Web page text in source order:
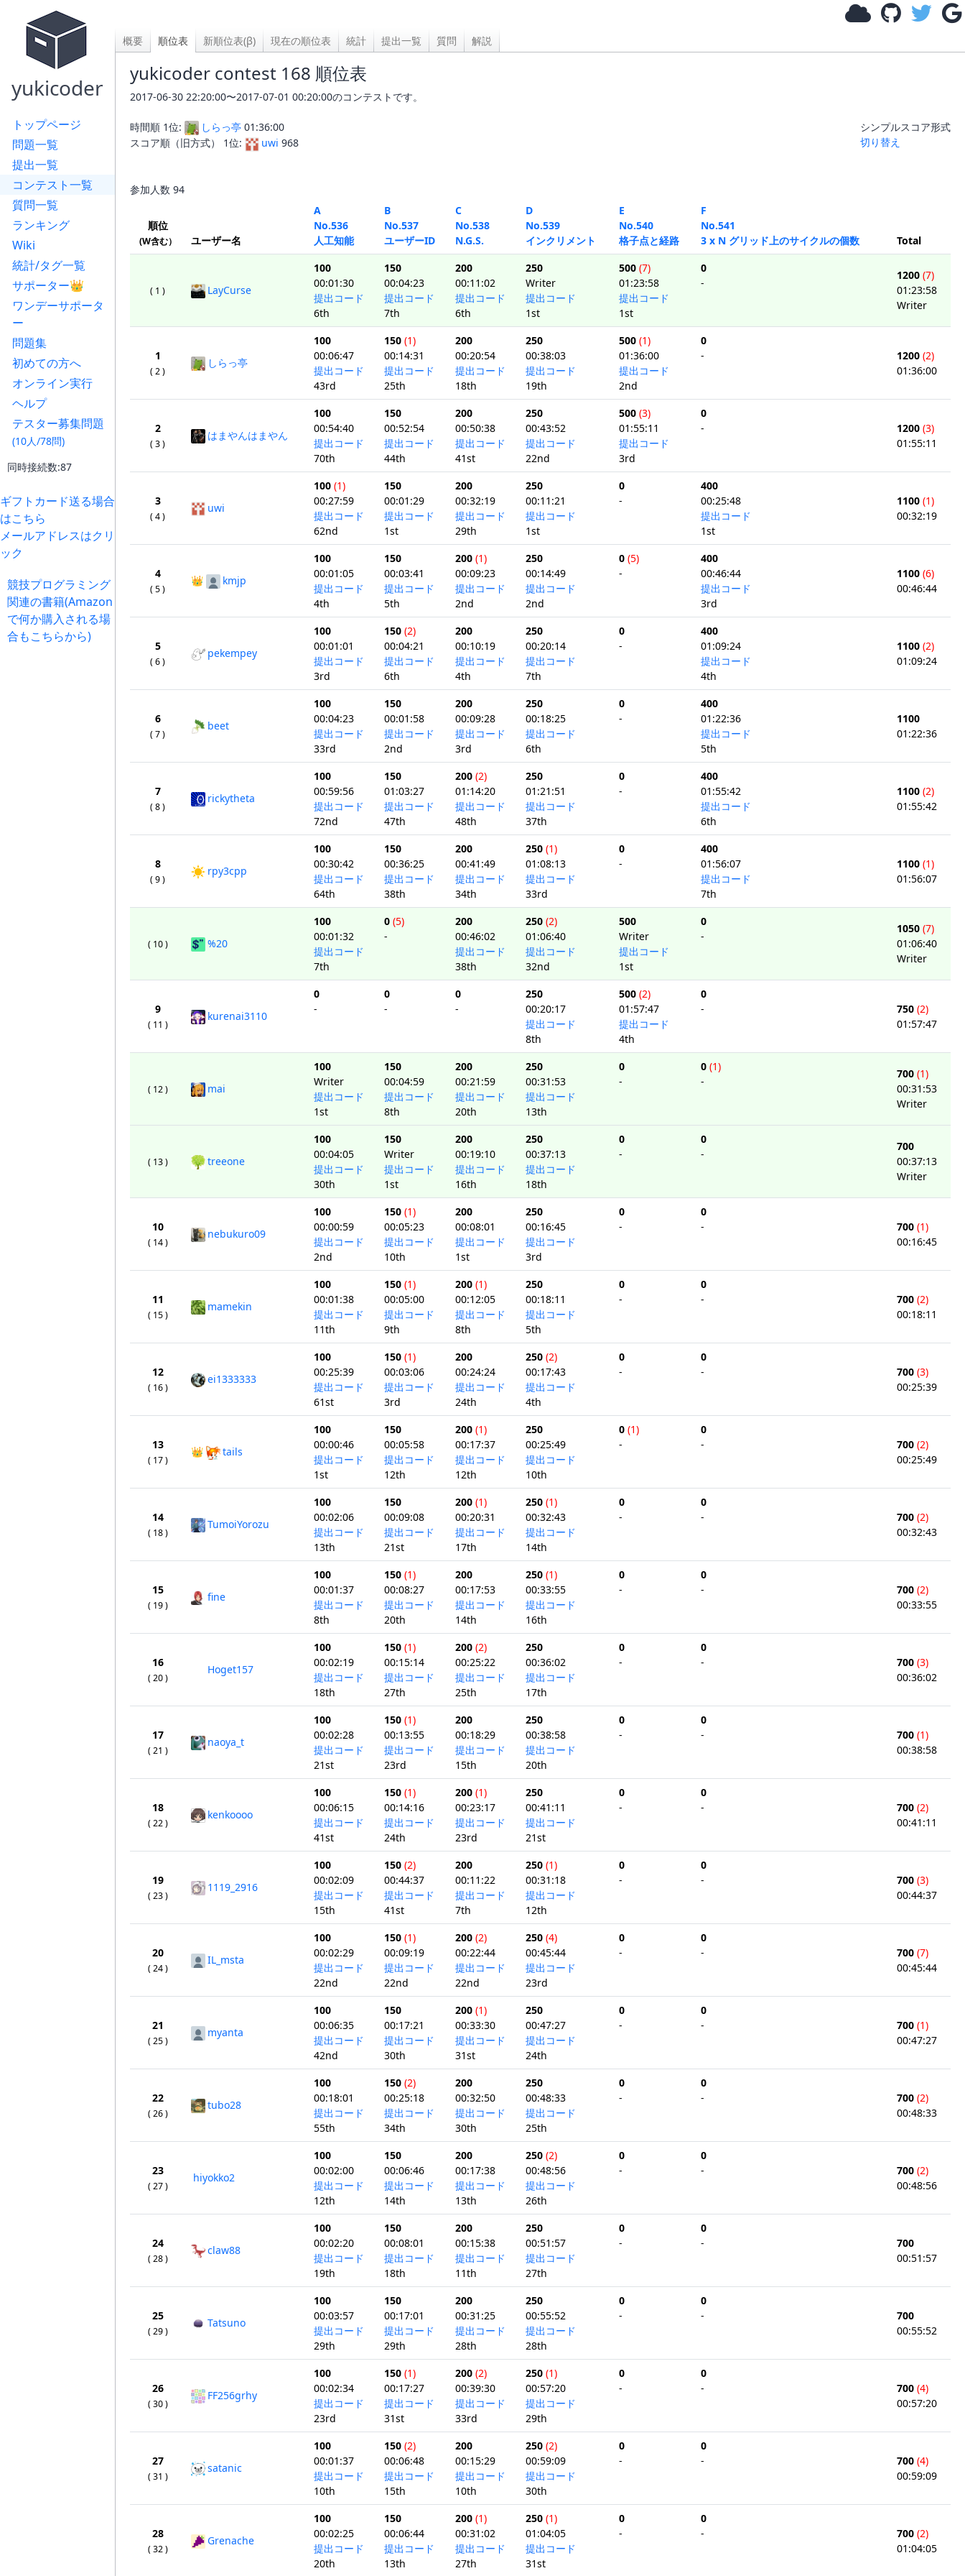
yukicoder
トップページ
問題一覧
提出一覧
コンテスト一覧
質問一覧
ランキング
Wiki
統計/タグ一覧
サポーター👑
ワンデーサポータ
ー
問題集
初めての方へ
オンライン実行
ヘルプ
テスター募集問題
(10人/78問)
同時接続数:87
ギフトカード送る場合
はこちら
メールアドレスはクリ
ック
競技プログラミング
関連の書籍(Amazon
で何か購入される場
合もこちらから)
概要 順位表 新順位表(β) 現在の順位表 統計 提出一覧 質問 解説
yukicoder contest 168 順位表
2017-06-30 22:20:00〜2017-07-01 00:20:00のコンテストです。
シンプルスコア形式
切り替え
時間順 1位: しらっ亭 01:36:00
スコア順（旧方式） 1位:
uwi 968
参加人数 94
順位
(W含む） ユーザー名
A
No.536
人工知能
B
No.537
ユーザーID
C
No.538
N.G.S.
D
No.539
インクリメント
E
No.540
格子点と経路
F
No.541
3 x N グリッド上のサイクルの個数
Total
( 1 ) LayCurse
100
00:01:30
提出コード
6th
150
00:04:23
提出コード
7th
200
00:11:02
提出コード
6th
250
Writer
提出コード
1st
500 (7)
01:23:58
提出コード
1st
0
-
1200 (7)
01:23:58
Writer
1
( 2 )
しらっ亭
100
00:06:47
提出コード
43rd
150 (1)
00:14:31
提出コード
25th
200
00:20:54
提出コード
18th
250
00:38:03
提出コード
19th
500 (1)
01:36:00
提出コード
2nd
0
-
1200 (2)
01:36:00
2
( 3 )
はまやんはまやん
100
00:54:40
提出コード
70th
150
00:52:54
提出コード
44th
200
00:50:38
提出コード
41st
250
00:43:52
提出コード
22nd
500 (3)
01:55:11
提出コード
3rd
0
-
1200 (3)
01:55:11
3
( 4 )
uwi
100 (1)
00:27:59
提出コード
62nd
150
00:01:29
提出コード
1st
200
00:32:19
提出コード
29th
250
00:11:21
提出コード
1st
0
-
400
00:25:48
提出コード
1st
1100 (1)
00:32:19
4
( 5 )
👑 kmjp
100
00:01:05
提出コード
4th
150
00:03:41
提出コード
5th
200 (1)
00:09:23
提出コード
2nd
250
00:14:49
提出コード
2nd
0 (5)
-
400
00:46:44
提出コード
3rd
1100 (6)
00:46:44
5
( 6 )
pekempey
100
00:01:01
提出コード
3rd
150 (2)
00:04:21
提出コード
6th
200
00:10:19
提出コード
4th
250
00:20:14
提出コード
7th
0
-
400
01:09:24
提出コード
4th
1100 (2)
01:09:24
6
( 7 )
beet
100
00:04:23
提出コード
33rd
150
00:01:58
提出コード
2nd
200
00:09:28
提出コード
3rd
250
00:18:25
提出コード
6th
0
-
400
01:22:36
提出コード
5th
1100
01:22:36
7
( 8 )
rickytheta
100
00:59:56
提出コード
72nd
150
01:03:27
提出コード
47th
200 (2)
01:14:20
提出コード
48th
250
01:21:51
提出コード
37th
0
-
400
01:55:42
提出コード
6th
1100 (2)
01:55:42
8
( 9 )
rpy3cpp
100
00:30:42
提出コード
64th
150
00:36:25
提出コード
38th
200
00:41:49
提出コード
34th
250 (1)
01:08:13
提出コード
33rd
0
-
400
01:56:07
提出コード
7th
1100 (1)
01:56:07
( 10 ) %20
100
00:01:32
提出コード
7th
0 (5)
-
200
00:46:02
提出コード
38th
250 (2)
01:06:40
提出コード
32nd
500
Writer
提出コード
1st
0
-
1050 (7)
01:06:40
Writer
9
( 11 )
kurenai3110
0
-
0
-
0
-
250
00:20:17
提出コード
8th
500 (2)
01:57:47
提出コード
4th
0
-
750 (2)
01:57:47
( 12 ) mai
100
Writer
提出コード
1st
150
00:04:59
提出コード
8th
200
00:21:59
提出コード
20th
250
00:31:53
提出コード
13th
0
-
0 (1)
-
700 (1)
00:31:53
Writer
( 13 ) treeone
100
00:04:05
提出コード
30th
150
Writer
提出コード
1st
200
00:19:10
提出コード
16th
250
00:37:13
提出コード
18th
0
-
0
-
700
00:37:13
Writer
10
( 14 )
nebukuro09
100
00:00:59
提出コード
2nd
150 (1)
00:05:23
提出コード
10th
200
00:08:01
提出コード
1st
250
00:16:45
提出コード
3rd
0
-
0
-
700 (1)
00:16:45
11
( 15 )
mamekin
100
00:01:38
提出コード
11th
150 (1)
00:05:00
提出コード
9th
200 (1)
00:12:05
提出コード
8th
250
00:18:11
提出コード
5th
0
-
0
-
700 (2)
00:18:11
12
( 16 )
ei1333333
100
00:25:39
提出コード
61st
150 (1)
00:03:06
提出コード
3rd
200
00:24:24
提出コード
24th
250 (2)
00:17:43
提出コード
4th
0
-
0
-
700 (3)
00:25:39
13
( 17 )
👑 tails
100
00:00:46
提出コード
1st
150
00:05:58
提出コード
12th
200 (1)
00:17:37
提出コード
12th
250
00:25:49
提出コード
10th
0 (1)
-
0
-
700 (2)
00:25:49
14
( 18 )
TumoiYorozu
100
00:02:06
提出コード
13th
150
00:09:08
提出コード
21st
200 (1)
00:20:31
提出コード
17th
250 (1)
00:32:43
提出コード
14th
0
-
0
-
700 (2)
00:32:43
15
( 19 )
fine
100
00:01:37
提出コード
8th
150 (1)
00:08:27
提出コード
20th
200
00:17:53
提出コード
14th
250 (1)
00:33:55
提出コード
16th
0
-
0
-
700 (2)
00:33:55
16
( 20 )
Hoget157
100
00:02:19
提出コード
18th
150 (1)
00:15:14
提出コード
27th
200 (2)
00:25:22
提出コード
25th
250
00:36:02
提出コード
17th
0
-
0
-
700 (3)
00:36:02
17
( 21 )
naoya_t
100
00:02:28
提出コード
21st
150 (1)
00:13:55
提出コード
23rd
200
00:18:29
提出コード
15th
250
00:38:58
提出コード
20th
0
-
0
-
700 (1)
00:38:58
18
( 22 )
kenkoooo
100
00:06:15
提出コード
41st
150 (1)
00:14:16
提出コード
24th
200 (1)
00:23:17
提出コード
23rd
250
00:41:11
提出コード
21st
0
-
0
-
700 (2)
00:41:11
19
( 23 )
1119_2916
100
00:02:09
提出コード
15th
150 (2)
00:44:37
提出コード
41st
200
00:11:22
提出コード
7th
250 (1)
00:31:18
提出コード
12th
0
-
0
-
700 (3)
00:44:37
20
( 24 )
IL_msta
100
00:02:29
提出コード
22nd
150 (1)
00:09:19
提出コード
22nd
200 (2)
00:22:44
提出コード
22nd
250 (4)
00:45:44
提出コード
23rd
0
-
0
-
700 (7)
00:45:44
21
( 25 )
myanta
100
00:06:35
提出コード
42nd
150
00:17:21
提出コード
30th
200 (1)
00:33:30
提出コード
31st
250
00:47:27
提出コード
24th
0
-
0
-
700 (1)
00:47:27
22
( 26 )
tubo28
100
00:18:01
提出コード
55th
150 (2)
00:25:18
提出コード
34th
200
00:32:50
提出コード
30th
250
00:48:33
提出コード
25th
0
-
0
-
700 (2)
00:48:33
23
( 27 )
hiyokko2
100
00:02:00
提出コード
12th
150
00:06:46
提出コード
14th
200
00:17:38
提出コード
13th
250 (2)
00:48:56
提出コード
26th
0
-
0
-
700 (2)
00:48:56
24
( 28 )
claw88
100
00:02:20
提出コード
19th
150
00:08:01
提出コード
18th
200
00:15:38
提出コード
11th
250
00:51:57
提出コード
27th
0
-
0
-
700
00:51:57
25
( 29 )
Tatsuno
100
00:03:57
提出コード
29th
150
00:17:01
提出コード
29th
200
00:31:25
提出コード
28th
250
00:55:52
提出コード
28th
0
-
0
-
700
00:55:52
26
( 30 )
FF256grhy
100
00:02:34
提出コード
23rd
150 (1)
00:17:27
提出コード
31st
200 (2)
00:39:30
提出コード
33rd
250 (1)
00:57:20
提出コード
29th
0
-
0
-
700 (4)
00:57:20
27
( 31 )
satanic
100
00:01:37
提出コード
10th
150 (2)
00:06:48
提出コード
15th
200
00:15:29
提出コード
10th
250 (2)
00:59:09
提出コード
30th
0
-
0
-
700 (4)
00:59:09
28
( 32 )
Grenache
100
00:02:25
提出コード
20th
150
00:06:44
提出コード
13th
200 (1)
00:31:02
提出コード
27th
250 (1)
01:04:05
提出コード
31st
0
-
0
-
700 (2)
01:04:05